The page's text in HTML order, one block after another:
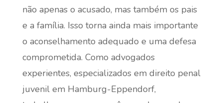
não apenas o acusado, mas também os pais
e a família. Isso torna ainda mais importante
o aconselhamento adequado e uma defesa
comprometida. Como advogados
experientes, especializados em direito penal
juvenil em Hamburg-Eppendorf,